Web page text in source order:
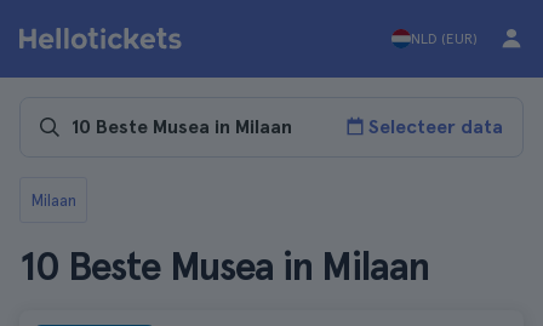
NLD (EUR)
Selecteer data
Milaan
10 Beste Musea in Milaan